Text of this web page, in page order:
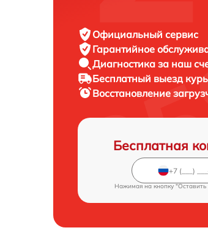
Официальный сервис
Гарантийное
Диагностика за наш
Бесплатный выезд
Восстановление
Бесплатная
Нажимая на кнопку "Оставить